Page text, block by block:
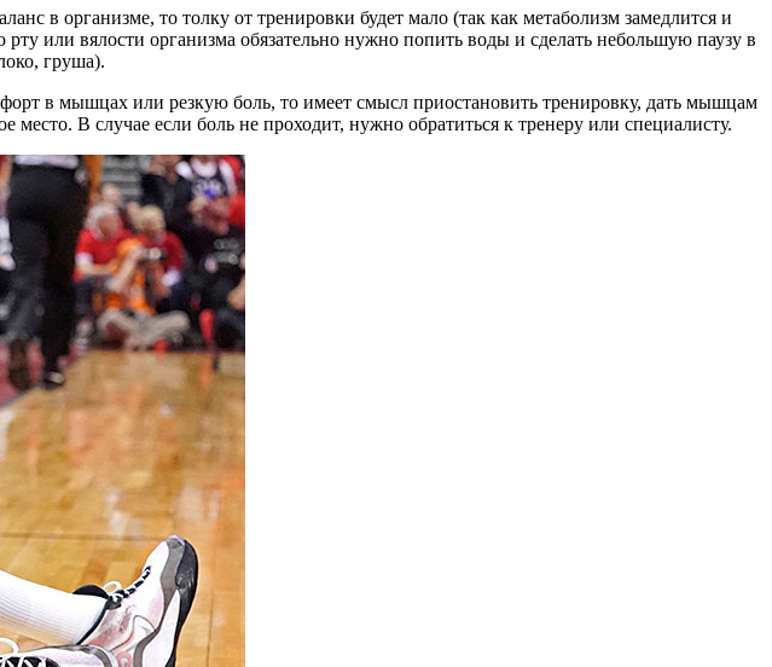
в организме, то толку от тренировки будет мало (так как метаболизм замедлится и
или вялости организма обязательно нужно попить воды и сделать небольшую паузу в
груша).
в мышцах или резкую боль, то имеет смысл приостановить тренировку, дать мышцам
В случае если боль не проходит, нужно обратиться к тренеру или специалисту.